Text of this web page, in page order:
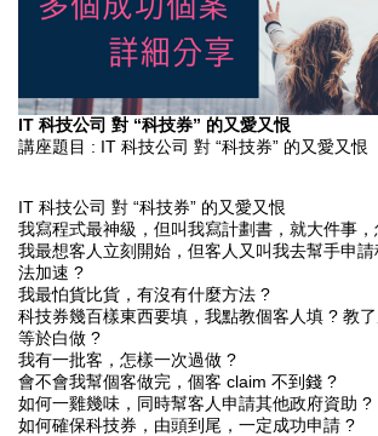
IT 科技公司 對 “科技券” 的又愛又恨
講座題目 : IT 科技公司 對 “科技券” 的又愛又恨
IT 科技公司 對 “科技券” 的又愛又恨
我寫程式最神級，但叫我寫計劃書，就大件事，
我最想客人立刻開始，但客人又叫我去幫手申
法加速 ?
我最怕貨比貨，有沒有什麼方法 ?
科技券幾百樣東西要填，我點教個客人填 ? 教了
等於白做 ?
我有一批客，怎樣一次過做 ?
會不會我幫個客做完，個客 claim 不到錢 ?
如何一雞幾味，同時幫客人申請其他政府資助 ?
如何確保科技券，由頭到尾，一定成功申請 ?